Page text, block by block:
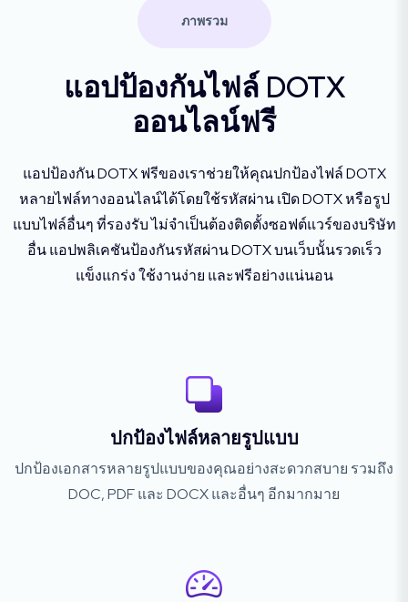
ภาพรวม
แอปป้องกันไฟล์ DOTX
ออนไลน์ฟรี
แอปป้องกัน DOTX ฟรีของเราช่วยให้คุณปกป้องไฟล์ DOTX
หลายไฟล์ทางออนไลน์ได้โดยใช้รหัสผ่าน เปิด DOTX หรือรูป
แบบไฟล์อื่นๆ ที่รองรับ ไม่จำเป็นต้องติดตั้งซอฟต์แวร์ของบริษัท
อื่น แอปพลิเคชันป้องกันรหัสผ่าน DOTX บนเว็บนั้นรวดเร็ว
แข็งแกร่ง ใช้งานง่าย และฟรีอย่างแน่นอน
ปกป้องไฟล์หลายรูปแบบ
ปกป้องเอกสารหลายรูปแบบของคุณอย่างสะดวกสบาย รวมถึง
DOC, PDF และ DOCX และอื่นๆ อีกมากมาย